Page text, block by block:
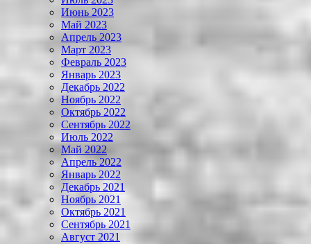
Июнь 2023
Май 2023
Апрель 2023
Март 2023
Февраль 2023
Январь 2023
Декабрь 2022
Ноябрь 2022
Октябрь 2022
Сентябрь 2022
Июль 2022
Май 2022
Апрель 2022
Январь 2022
Декабрь 2021
Ноябрь 2021
Октябрь 2021
Сентябрь 2021
Август 2021